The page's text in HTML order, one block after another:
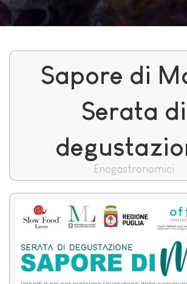
Sapore di
Serata di
Enogastronomici